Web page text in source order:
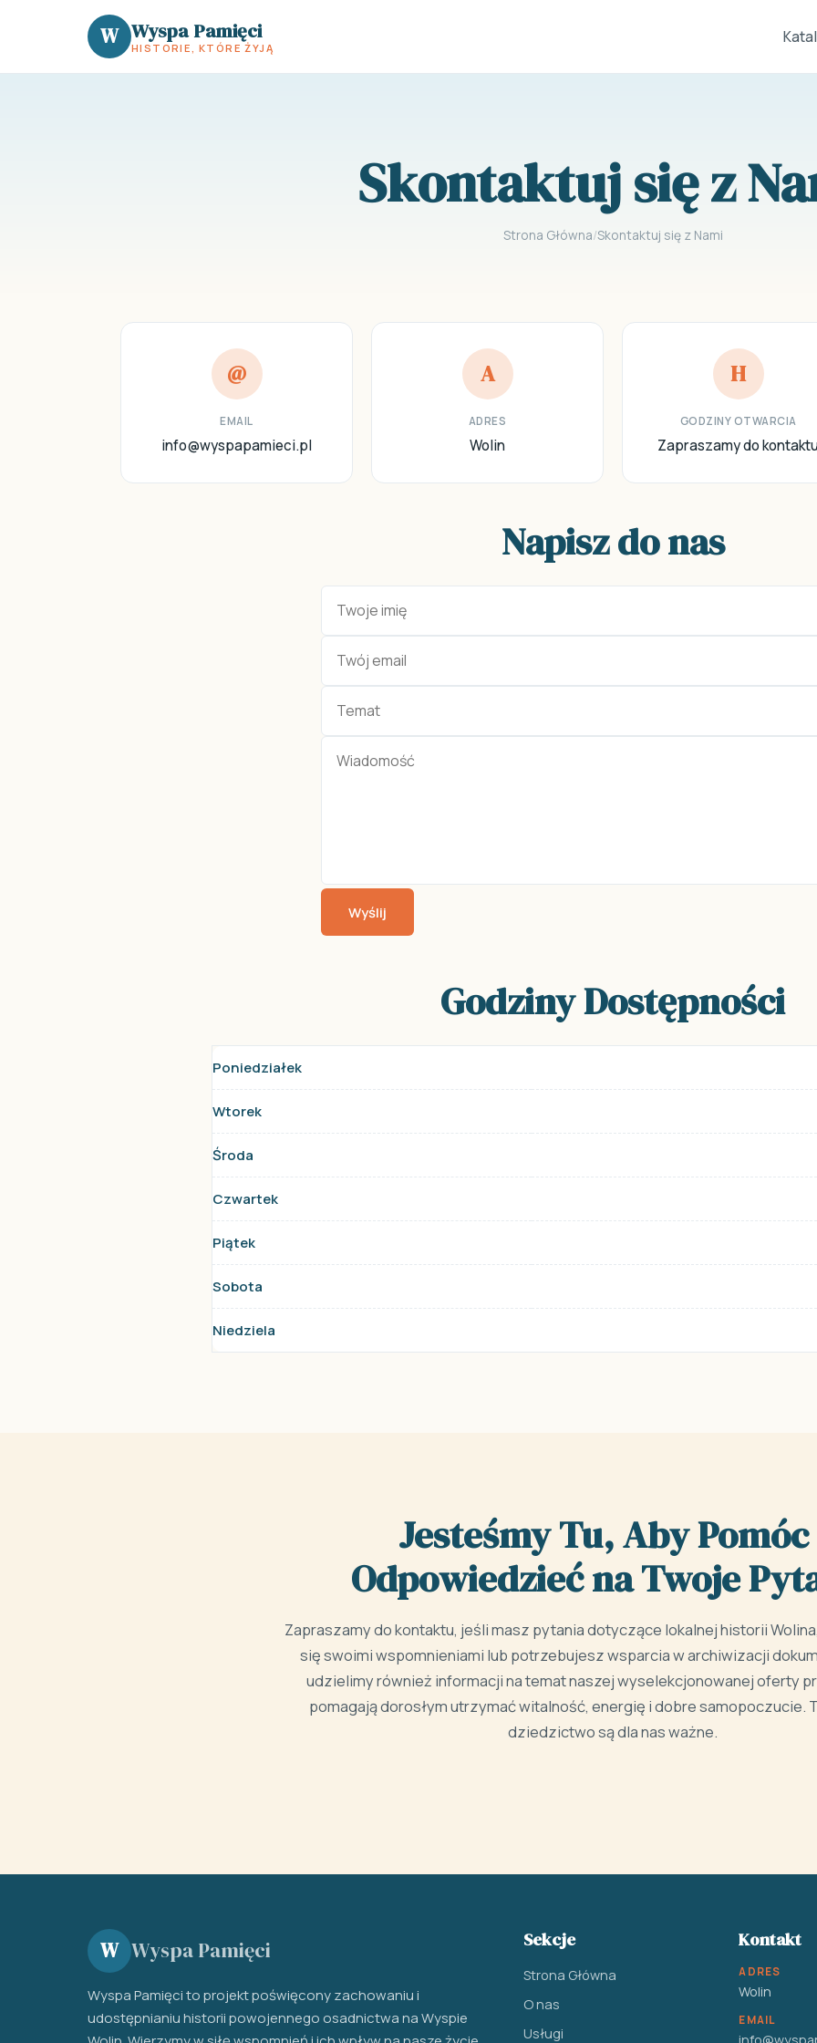
W Wyspa Pamięci
HISTORIE, KTÓRE ŻYJĄ
Skontaktuj się z
Strona Główna/Skontaktuj się z Nami
@
EMAIL
info@wyspapamieci.pl
A
ADRES
Wolin
H
GODZINY OTWARCIA
Zapraszamy do
Napisz do nas
Wyślij
Godziny Dostępności
Poniedziałek
Wtorek
Środa
Czwartek
Piątek
Sobota
Niedziela
Jesteśmy Tu, Aby
Odpowiedzieć na Twoje
Zapraszamy do kontaktu, jeśli masz pytania dotyczące lokalnej historii
się swoimi wspomnieniami lub potrzebujesz wsparcia w archiwizacji
udzielimy również informacji na temat naszej wyselekcjonowanej oferty
pomagają dorosłym utrzymać witalność, energię i dobre samopoczucie.
dziedzictwo są dla nas ważne.
W Wyspa Pamięci
Wyspa Pamięci to projekt poświęcony zachowaniu i
udostępnianiu historii powojennego osadnictwa na Wyspie
Sekcje
Strona Główna
O nas
Usługi
Kontakt
ADRES
Wolin
EMAIL